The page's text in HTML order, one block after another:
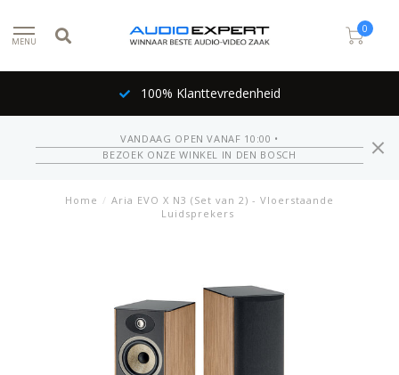
MENU
0
100% Klanttevredenheid
VANDAAG OPEN VANAF 10:00 •
BEZOEK ONZE WINKEL IN DEN BOSCH
Home / Aria EVO X N3 (Set van 2) - Vloerstaande
Luidsprekers